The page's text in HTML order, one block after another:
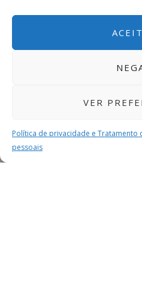
VER
Política de privacidade e Tratamento
pessoais